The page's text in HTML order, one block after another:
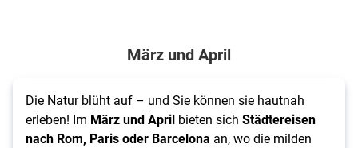
März und April
Die Natur blüht auf – und Sie können sie hautnah
erleben! Im März und April bieten sich Städtereisen
nach Rom, Paris oder Barcelona an, wo die milden